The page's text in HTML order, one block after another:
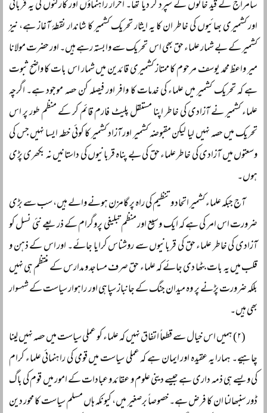
سامراج کے قید خانوں کے سپرد کر دیا تھا۔ احرار راہنماؤں اور کارکنوں کی یہ قربانی
اور کشمیری بھائیوں کی خاطر ان کا یہ ایثار تحریک کشمیر کا شاندار نقطۂ آغاز ہے، نیز
کشمیر کے بے شمار علماء حق بھی اس تحریک سے وابستہ رہے ہیں۔ اور حضرت مولانا
میر واعظ محمد یوسف مرحوم کا ممتاز کشمیری قائدین میں شمار اس بات کا واضح ثبوت
ہے کہ تحریک کشمیر میں علماء کی خدمات کا وافر اور فیصلہ کن حصہ موجود ہے۔ اگرچہ
علماء کشمیر نے آزادی کی خاطر اپنا مستقل پلیٹ فارم قائم کر کے منظم طور پر اس
تحریک میں حصہ نہیں لیا لیکن مقبوضہ کشمیر اور آزاد کشمیر کا کوئی خطہ ایسا نہیں جس کی
وسعتوں میں آزادی کی خاطر علماء حق کی بے پناہ قربانیوں کی داستانیں نہ بکھری پڑی
ہوں۔
آج جبکہ علماء کشمیر اتحاد و تنظیم کی راہ پر گامزن ہونے والے ہیں، سب سے بڑی
ضرورت اس امر کی ہے کہ ایک وسیع اور منظم تبلیغی پروگرام کے ذریعے نئی نسل کو
آزادی کی خاطر علماء حق کی قربانیوں سے روشناس کرایا جائے۔ اور اس کے ذہن و
قلب میں یہ بات بٹھا دی جائے کہ علماء حق صرف مساجد و مدارس کے منتظم ہی نہیں
بلکہ ضرورت پڑنے پر وہ میدان جنگ کے جانباز سپاہی اور راہوار سیاست کے شہسوار
بھی ہیں۔
(۲) ہمیں اس خیال سے قطعاً اتفاق نہیں کہ علماء کو عملی سیاست میں حصہ نہیں لینا
چاہیے۔ ہمارا یہ عقیدہ اور ایمان ہے کہ عملی سیاست میں قومی کی راہنمائی علماء کرام
کی ویسے ہی ذمہ داری ہے جیسے دینی علوم و عقائد و عبادات کے امور میں قوم کی باگ
ڈور سنبھالنا ان کا فرض ہے۔ خصوصاً برصغیر میں، کیونکہ ہاں مسلم سیاست کا محور دین